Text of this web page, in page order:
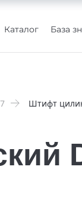
Каталог База
Штифт